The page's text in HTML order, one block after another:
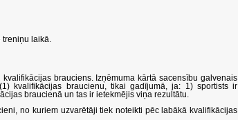
treniņu laikā.
brauciens. Izņēmuma kārtā sacensību galvenais
kvalifikācijas braucienu, tikai gadījumā, ja: 1) sportists ir
braucienā un tas ir ietekmējis viņa rezultātu.
no kuriem uzvarētāji tiek noteikti pēc labākā kvalifikācijas